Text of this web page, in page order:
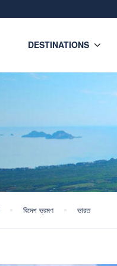
DESTINATIONS
বিদেশ ভ্রমণ ভারত